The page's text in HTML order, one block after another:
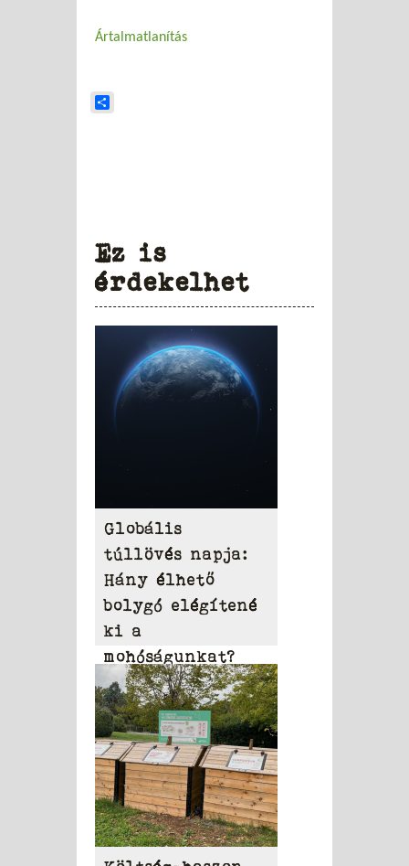
Ártalmatlanítás
Ez is
érdekelhet
Globális
túllövés napja:
Hány élhető
bolygó elégítené
ki a
mohóságunkat?